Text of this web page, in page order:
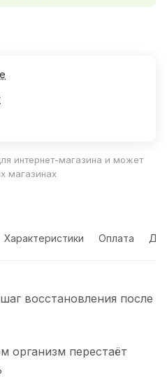
интернет-магазина и может
магазинах
Характеристики Оплата
восстановления после
организм перестаёт